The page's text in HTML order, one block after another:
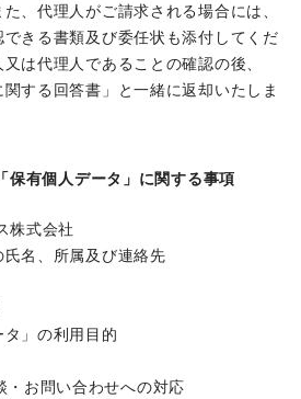
、代理人がご請求される場合には、
きる書類及び委任状も添付してくだ
は代理人であることの確認の後、
関する回答書」と一緒に返却いたしま
保有個人データ」に関する事項
株式会社
名、所属及び連絡先
」の利用目的
・お問い合わせへの対応